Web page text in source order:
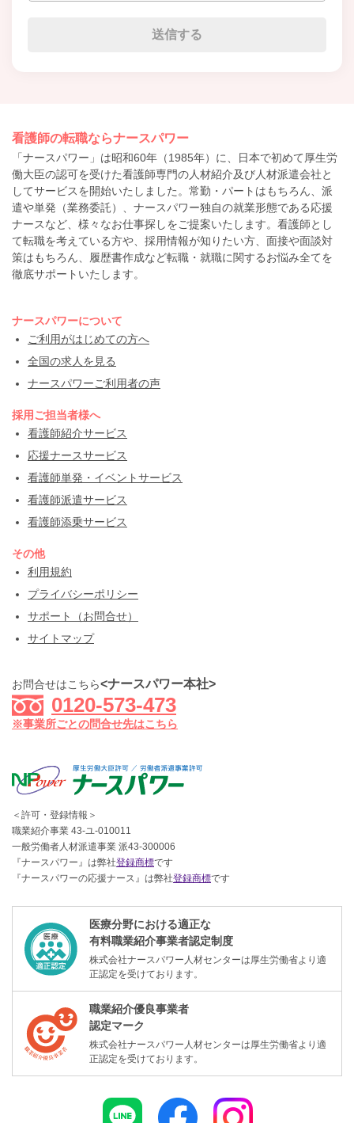
看護師の転職ならナースパワー
「ナースパワー」は昭和60年（1985年）に、日本で初めて厚生労
働大臣の認可を受けた看護師専門の人材紹介及び人材派遣会社と
してサービスを開始いたしました。常勤・パートはもちろん、派
遣や単発（業務委託）、ナースパワー独自の就業形態である応援
ナースなど、様々なお仕事探しをご提案いたします。看護師とし
て転職を考えている方や、採用情報が知りたい方、面接や面談対
策はもちろん、履歴書作成など転職・就職に関するお悩み全てを
徹底サポートいたします。
ナースパワーについて
ご利用がはじめての方へ
全国の求人を見る
ナースパワーご利用者の声
採用ご担当者様へ
看護師紹介サービス
応援ナースサービス
看護師単発・イベントサービス
看護師派遣サービス
看護師添乗サービス
その他
利用規約
プライバシーポリシー
サポート（お問合せ）
サイトマップ
お問合せはこちら<ナースパワー本社>
0120-573-473
※事業所ごとの問合せ先はこちら
＜許可・登録情報＞
職業紹介事業 43-ユ-010011
一般労働者人材派遣事業 派43-300006
『ナースパワー』は弊社登録商標です
『ナースパワーの応援ナース』は弊社登録商標です
医療分野における適正な
有料職業紹介事業者認定制度
株式会社ナースパワー人材センターは厚生労働省より適
正認定を受けております。
職業紹介優良事業者
認定マーク
株式会社ナースパワー人材センターは厚生労働省より適
正認定を受けております。